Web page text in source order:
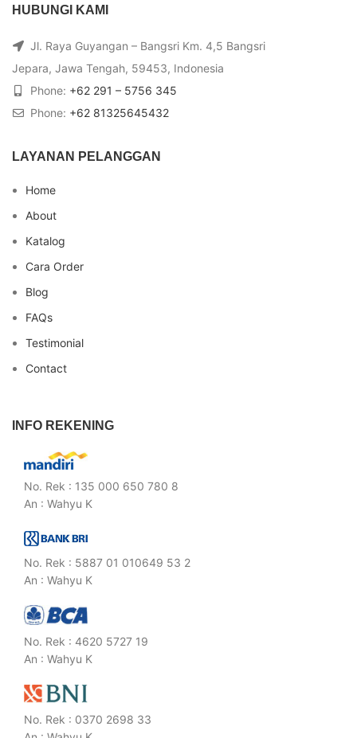
HUBUNGI KAMI
Jl. Raya Guyangan – Bangsri Km. 4,5 Bangsri
Jepara, Jawa Tengah, 59453, Indonesia
Phone: +62 291 – 5756 345
Phone: +62 81325645432
LAYANAN PELANGGAN
Home
About
Katalog
Cara Order
Blog
FAQs
Testimonial
Contact
INFO REKENING
No. Rek : 135 000 650 780 8
An : Wahyu K
No. Rek : 5887 01 010649 53 2
An : Wahyu K
No. Rek : 4620 5727 19
An : Wahyu K
No. Rek : 0370 2698 33